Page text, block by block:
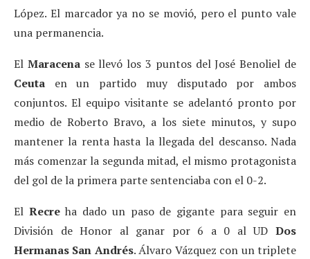
López. El marcador ya no se movió, pero el punto vale
una permanencia.
El Maracenase llevó los 3 puntos del José Benoliel de
Ceuta en un partido muy disputado por ambos
conjuntos. El equipo visitante se adelantó pronto por
medio de Roberto Bravo, a los siete minutos, y supo
mantener la renta hasta la llegada del descanso. Nada
más comenzar la segunda mitad, el mismo protagonista
del gol de la primera parte sentenciaba con el 0-2.
El Recreha dado un paso de gigante para seguir en
División de Honor al ganar por 6 a 0 al UD Dos
Hermanas San Andrés. Álvaro Vázquez con un triplete